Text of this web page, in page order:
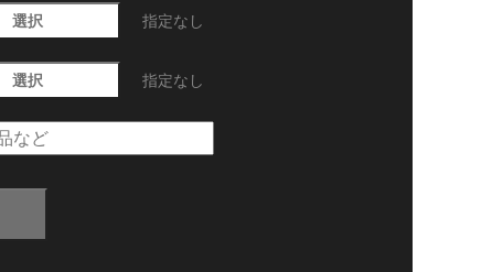
選択 指定なし
選択 指定なし